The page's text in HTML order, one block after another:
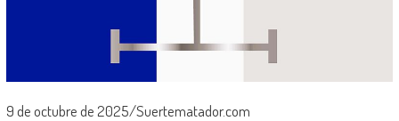
9 de octubre de 2025/Suertematador.com